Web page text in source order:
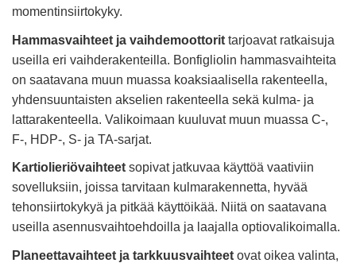
momentinsiirtokyky.
Hammasvaihteet ja vaihdemoottorit tarjoavat ratkaisuja
useilla eri vaihderakenteilla. Bonfigliolin hammasvaihteita
on saatavana muun muassa koaksiaalisella rakenteella,
yhdensuuntaisten akselien rakenteella sekä kulma- ja
lattarakenteella. Valikoimaan kuuluvat muun muassa C-,
F-, HDP-, S- ja TA-sarjat.
Kartiolieriövaihteet sopivat jatkuvaa käyttöä vaativiin
sovelluksiin, joissa tarvitaan kulmarakennetta, hyvää
tehonsiirtokykyä ja pitkää käyttöikää. Niitä on saatavana
useilla asennusvaihtoehdoilla ja laajalla optiovalikoimalla.
Planeettavaihteet ja tarkkuusvaihteet ovat oikea valinta,